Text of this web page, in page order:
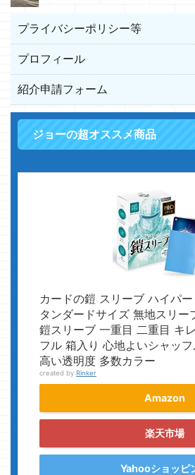
プライバシーポリシー等
プロフィール
紹介申請フォーム
ジョーの超オススメ商品
カードの鎧 スリーブ ハイパ
タンダードサイズ 無地スリー
鎧スリーブ 一重目 二重目 キ
フル 箱入り 心地よいシャッ
高い透明度 多数カラー
created by Rinker
Amazon
楽天市場
Yahooショッピ